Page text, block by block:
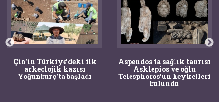
Çin'in Türkiye'deki ilk
arkeolojik kazısı
Yoğunburç'ta başladı
Aspendos'ta sağlık tanrısı
Asklepios ve oğlu
Telesphoros'un heykelleri
bulundu